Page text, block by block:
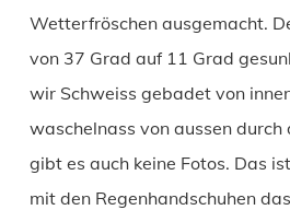
Wetterfröschen ausgemacht.
von 37 Grad auf 11 Grad
wir Schweiss gebadet von
waschelnass von aussen durch
gibt es auch keine Fotos. Das
mit den Regenhandschuhen